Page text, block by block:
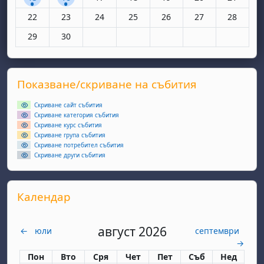
Няма събития, понеделник, 22 юни
22 Няма събития, вторник, 23 юни
23 Няма събития, сряда, 24 юни
24 Няма събития, четвъртък, 25 юни
25 Няма събития, петък, 26
26 Няма събития,
27 Няма
28
Няма събития, понеделник, 29 юни
29 Няма събития, вторник, 30 юни
30
Supplementary blocks
Прескочи Показване/скриване на събития
Показване/скриване на събития
Скриване сайт събития
Скриване категория събития
Скриване курс събития
Скриване група събития
Скриване потребител събития
Скриване други събития
Прескочи Календар
Календар
← юли август 2026
септември
→
Понеделник
Пон вторник
Вто сряда
Сря четвъртък
Чет петък
Пет събота
Съб неделя
Нед